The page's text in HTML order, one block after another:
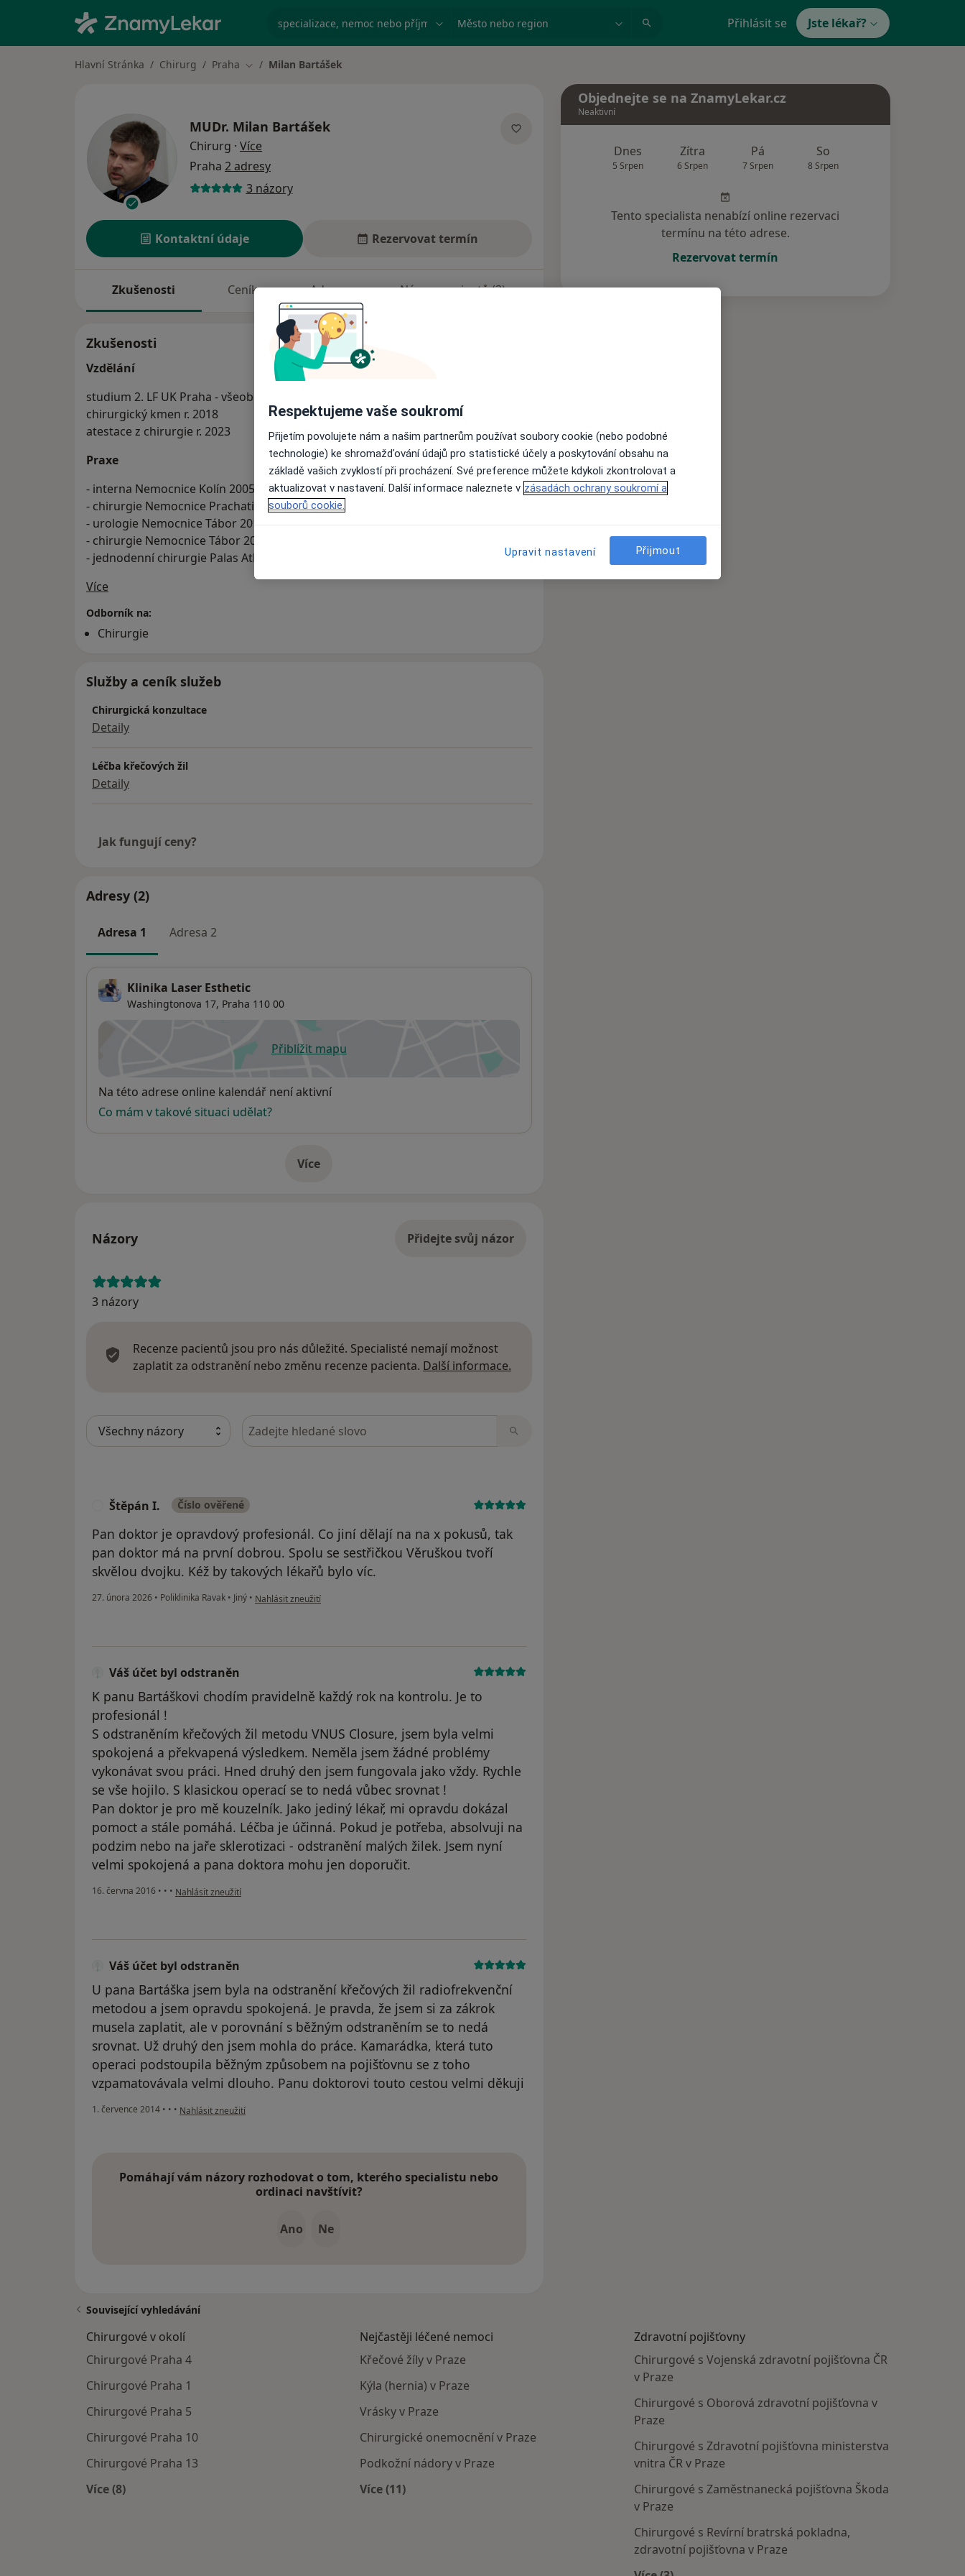
specializace, nemoc nebo příjmení Město nebo region Přihlásit se Jste lékař?
Hlavní Stránka Chirurg Praha Změna města
Milan Bartášek
MUDr. Milan Bartášek
Chirurg · Více
Praha 2 adresy
3 názory
Kontaktní údaje Rezervovat termín
Zkušenosti Ceník Adresy Názory pacientů (3)
Zkušenosti
Vzdělání
studium 2. LF UK Praha - všeobecné lékařství, promoce r. 2005
chirurgický kmen r. 2018
atestace z chirurgie r. 2023
Praxe
- interna Nemocnice Kolín 2005-2006
- chirurgie Nemocnice Prachatice 2008-2016
- urologie Nemocnice Tábor 2016-2017
- chirurgie Nemocnice Tábor 2017-2023
- jednodenní chirurgie Palas Athena - od r. 2024
Více
Odborník na:
Chirurgie
Služby a ceník služeb
Chirurgická konzultace
Detaily
Léčba křečových žil
Detaily
Jak fungují ceny?
Adresy (2)
Adresa 1 Adresa 2
Klinika Laser Esthetic
Washingtonova 17, Praha 110 00
Přiblížit mapuse otevře v nové záložce
Dostupnost
Na této adrese online kalendář není aktivní
Co mám v takové situaci udělat?
Víceo adrese
Názory Přidejte svůj názor
3 názory
Recenze pacientů jsou pro nás důležité. Specialisté nemají možnost
zaplatit za odstranění nebo změnu recenze pacienta. Další informace.
Hledejte v názorech
Štěpán I. Číslo ověřené
Pan doktor je opravdový profesionál. Co jiní dělají na na x pokusů, tak
pan doktor má na první dobrou. Spolu se sestřičkou Věruškou tvoří
skvělou dvojku. Kéž by takových lékařů bylo víc.
27. února 2026 • Poliklinika Ravak • Jiný • podle názoru uživatele Štěpán I.
Nahlásit zneužití
Váš účet byl odstraněn
K panu Bartáškovi chodím pravidelně každý rok na kontrolu. Je to
profesionál !
S odstraněním křečových žil metodu VNUS Closure, jsem byla velmi
spokojená a překvapená výsledkem. Neměla jsem žádné problémy
vykonávat svou práci. Hned druhý den jsem fungovala jako vždy. Rychle
se vše hojilo. S klasickou operací se to nedá vůbec srovnat !
Pan doktor je pro mě kouzelník. Jako jediný lékař, mi opravdu dokázal
pomoct a stále pomáhá. Léčba je účinná. Pokud je potřeba, absolvuji na
podzim nebo na jaře sklerotizaci - odstranění malých žilek. Jsem nyní
velmi spokojená a pana doktora mohu jen doporučit.
16. června 2016 • • • podle názoru uživatele Váš účet byl odstraněn
Nahlásit zneužití
Váš účet byl odstraněn
U pana Bartáška jsem byla na odstranění křečových žil radiofrekvenční
metodou a jsem opravdu spokojená. Je pravda, že jsem si za zákrok
musela zaplatit, ale v porovnání s běžným odstraněním se to nedá
srovnat. Už druhý den jsem mohla do práce. Kamarádka, která tuto
operaci podstoupila běžným způsobem na pojišťovnu se z toho
vzpamatovávala velmi dlouho. Panu doktorovi touto cestou velmi děkuji
1. července 2014 • • • podle názoru uživatele Váš účet byl odstraněn
Nahlásit zneužití
Pomáhají vám názory rozhodovat o tom, kterého specialistu nebo
ordinaci navštívit?
Ano Ne
Objednejte se na ZnamyLekar.cz
Neaktivní
Dnes
5 Srpen
Zítra
6 Srpen
Pá
7 Srpen
So
8 Srpen
Tento specialista nenabízí online rezervaci
termínu na této adrese.
Rezervovat termín
Související vyhledávání
Chirurgové v okolí
Chirurgové Praha 4
Chirurgové Praha 1
Chirurgové Praha 5
Chirurgové Praha 10
Chirurgové Praha 13
Více (8)
Nejčastěji léčené nemoci
Křečové žíly v Praze
Kýla (hernia) v Praze
Vrásky v Praze
Chirurgické onemocnění v Praze
Podkožní nádory v Praze
Více (11)
Zdravotní pojišťovny
Chirurgové s Vojenská zdravotní pojišťovna ČR
v Praze
Chirurgové s Oborová zdravotní pojišťovna v
Praze
Chirurgové s Zdravotní pojišťovna ministerstva
vnitra ČR v Praze
Chirurgové s Zaměstnanecká pojišťovna Škoda
v Praze
Chirurgové s Revírní bratrská pokladna,
zdravotní pojišťovna v Praze
Respektujeme vaše soukromí
Přijetím povolujete nám a našim partnerům používat soubory cookie (nebo podobné
technologie) ke shromažďování údajů pro statistické účely a poskytování obsahu na
základě vašich zvyklostí při procházení. Své preference můžete kdykoli zkontrolovat a
aktualizovat v nastavení. Další informace naleznete v zásadách ochrany soukromí a
souborů cookie.
Upravit nastavení Přijmout